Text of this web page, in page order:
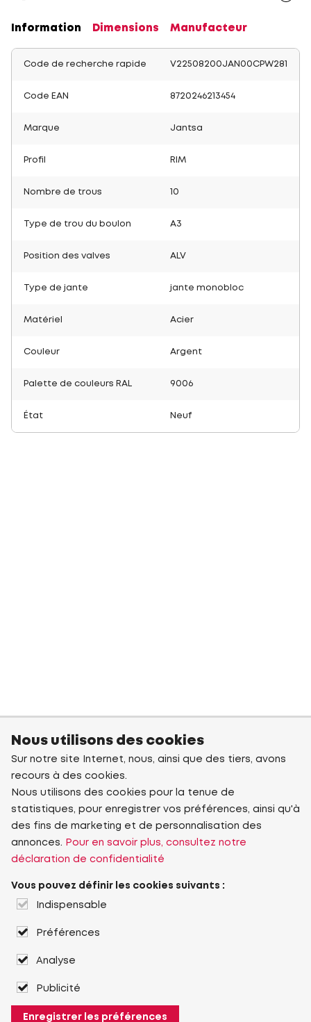
Information Dimensions Manufacteur
Code de recherche rapide V22508200JAN00CPW281
Code EAN 8720246213454
Marque Jantsa
Profil RIM
Nombre de trous 10
Type de trou du boulon A3
Position des valves ALV
Type de jante jante monobloc
Matériel Acier
Couleur Argent
Palette de couleurs RAL 9006
État Neuf
Nous utilisons des cookies
Sur notre site Internet, nous, ainsi que des tiers, avons
recours à des cookies.
Nous utilisons des cookies pour la tenue de
statistiques, pour enregistrer vos préférences, ainsi qu'à
des fins de marketing et de personnalisation des
annonces.
Pour en savoir plus, consultez notre
déclaration de confidentialité
Vous pouvez définir les cookies suivants :
Indispensable
Préférences
Analyse
Publicité
Enregistrer les préférences